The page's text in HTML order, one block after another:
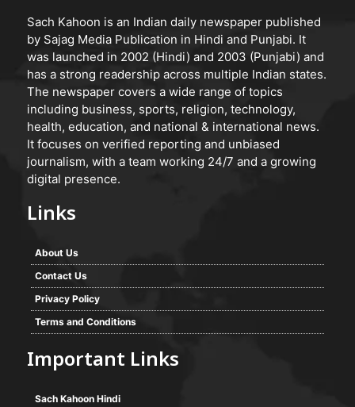
Sach Kahoon is an Indian daily newspaper published
by Sajag Media Publication in Hindi and Punjabi. It
was launched in 2002 (Hindi) and 2003 (Punjabi) and
has a strong readership across multiple Indian states.
The newspaper covers a wide range of topics
including business, sports, religion, technology,
health, education, and national & international news.
It focuses on verified reporting and unbiased
journalism, with a team working 24/7 and a growing
digital presence.
Links
About Us
Contact Us
Privacy Policy
Terms and Conditions
Important Links
Sach Kahoon Hindi